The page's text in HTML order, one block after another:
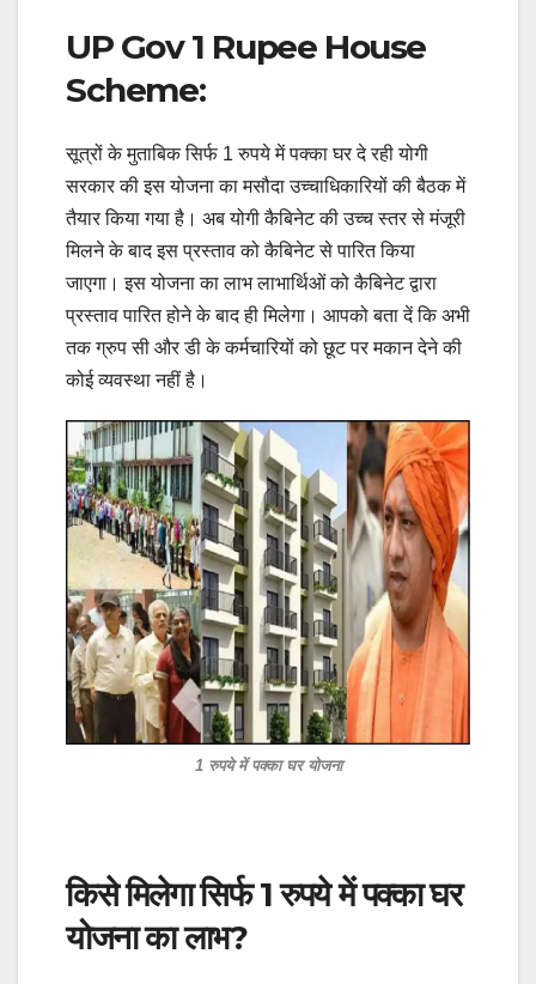
UP Gov 1 Rupee House
Scheme:
सूत्रों के मुताबिक सिर्फ 1 रुपये में पक्का घर दे रही योगी
सरकार की इस योजना का मसौदा उच्चाधिकारियों की बैठक में
तैयार किया गया है। अब योगी कैबिनेट की उच्च स्तर से मंजूरी
मिलने के बाद इस प्रस्ताव को कैबिनेट से पारित किया
जाएगा। इस योजना का लाभ लाभार्थिओं को कैबिनेट द्वारा
प्रस्ताव पारित होने के बाद ही मिलेगा। आपको बता दें कि अभी
तक ग्रुप सी और डी के कर्मचारियों को छूट पर मकान देने की
कोई व्यवस्था नहीं है।
1 रुपये में पक्का घर योजना
किसे मिलेगा सिर्फ 1 रुपये में पक्का घर
योजना का लाभ?